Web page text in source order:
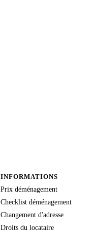
INFORMATIONS
Prix déménagement
Checklist déménagement
Changement d'adresse
Droits du locataire